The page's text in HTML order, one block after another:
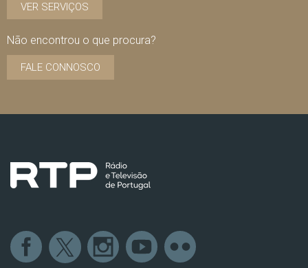
VER SERVIÇOS
Não encontrou o que procura?
FALE CONNOSCO